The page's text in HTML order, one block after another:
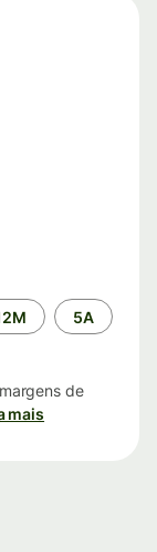
5A
de
mais